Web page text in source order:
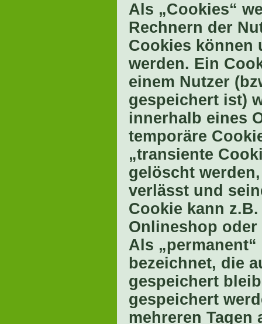
Als „Cookies“
Rechnern der
Cookies können
werden. Ein
einem Nutzer
gespeichert ist)
innerhalb eines
temporäre
„transiente
gelöscht
verlässt und
Cookie kann
Onlineshop
Als
bezeichnet, die
gespeichert
gespeichert
mehreren Tagen